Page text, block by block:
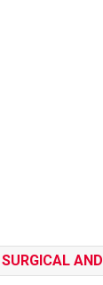
SURGICAL